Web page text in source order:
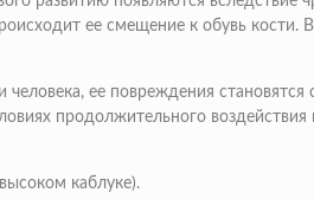
ее смещение к обувь кости.
ее повреждения
продолжительного
каблуке).